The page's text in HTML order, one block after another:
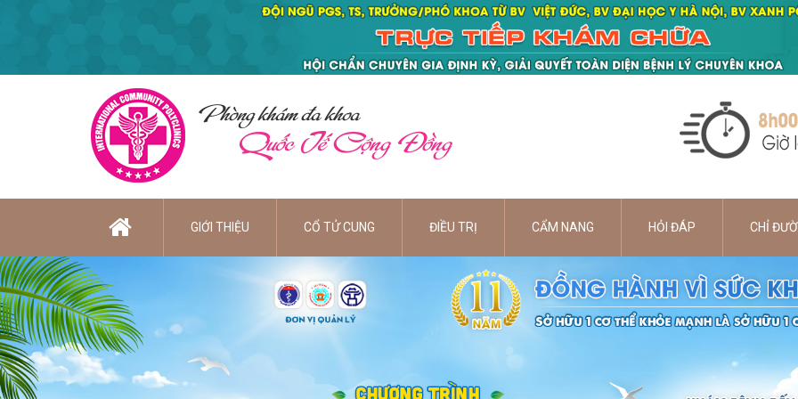
Phòng khám đa khoa
Quốc Tế Cộng Đồng
GIỚI THIỆU CỔ TỬ CUNG ĐIỀU TRỊ CẨM NANG HỎI ĐÁP CHỈ